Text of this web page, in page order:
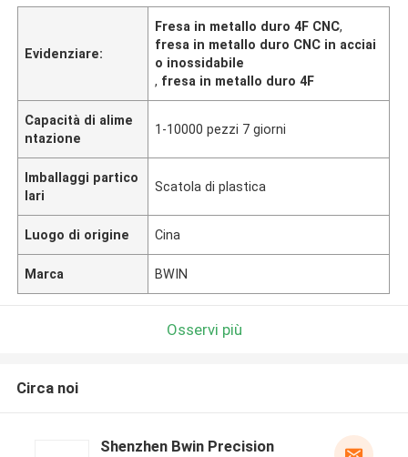
Evidenziare:
Fresa in metallo duro 4F CNC,
fresa in metallo duro CNC in acciai
o inossidabile
, fresa in metallo duro 4F
Capacità di alime
ntazione
1-10000 pezzi 7 giorni
Imballaggi partico
lari
Scatola di plastica
Luogo di origine Cina
Marca BWIN
Osservi più
Circa noi
Shenzhen Bwin Precision